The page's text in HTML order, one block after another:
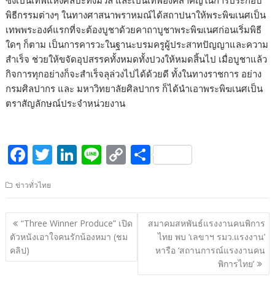
พิธีกรรมต่างๆ ในทางศาสนาพราหมณ์ได้สถาปนาให้พระพิฆเนศเป็น
เทพพระองค์แรกที่จะต้องบูชาด้วยคาถาบูชาพระพิฆเนศก่อนเริ่มพิธี
ใดๆ ก็ตาม เป็นการคารวะในฐานะบรมครูผู้ประสาทปัญญาและความ
สำเร็จ ช่วยให้ขจัดอุปสรรคทั้งหมดทั้งปวงให้หมดสิ้นไป เมื่อบูชาแล้ว
กิจการทุกอย่างก็จะสำเร็จลุล่วงไปได้ด้วยดี ทั้งในทางราชการ อย่าง
กรมศิลปากร และ มหาวิทยาลัยศิลปากร ก็ได้นำเอาพระพิฆเนศเป็น
ตราสัญลักษณ์ประจำหน่วยงาน
F
ac
e
b
o
o
T
itt
er
Li
k
e
dI
Li
e
C
p
y
Li
S
ar
e
ข่าวทั่วไทย
แนะแนว
เรื่อง
“Three Winner Produce” เปิด
ตัวหนังเอาใจคนรักน้องหมา (ชม
คลิป)
สมาคมสหพันธ์แรงงานคนพิการ
ไทย พบ ‘เลขาฯ รมว.แรงงาน’
หารือ ‘สถานการณ์แรงงานคน
พิการไทย’